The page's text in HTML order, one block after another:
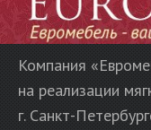
Компания
на реализации
г. Санкт-